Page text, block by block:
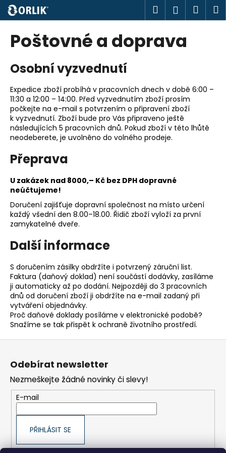
Přejít
na
obsah
Hledat
Poštovné a doprava
Osobní vyzvednutí
Expedice zboží probíhá v pracovních dnech v době 6:00 –
11:30 a 12:00 – 14:00. Před vyzvednutím zboží prosím
počkejte na e-mail s potvrzením o připravení zboží
k vyzvednutí. Zboží bude pro Vás připraveno ještě
následujících 5 pracovních dnů. Pokud zboží v této lhůtě
neodeberete, je uvolněno do volného prodeje.
Přeprava
U zakázek nad 8000,– Kč bez DPH dopravné
neúčtujeme!
Doručení zajišťuje dopravní společnost na místo určení
každý všední den 8.00–18.00. Řidič zboží vyloží za první
zamykatelné dveře.
Další informace
S doručením zásilky obdržíte i potvrzený záruční list.
Faktura (daňový doklad) není součástí dodávky, zasíláme
ji automaticky až po dodání. Nejpozději do 3 pracovních
dnů od doručení zboží ji obdržíte na e-mail zadaný při
vytváření objednávky.
Proč daňové doklady posíláme v elektronické podobě?
Snažíme se tak přispět k ochraně životního prostředí.
o
o
o
t
ř
e
u
j
e
t
e
n
a
j
í
t
?
D
o
u
Odebírat newsletter
Nezmeškejte žádné novinky či slevy!
E-mail
PŘIHLÁSIT SE